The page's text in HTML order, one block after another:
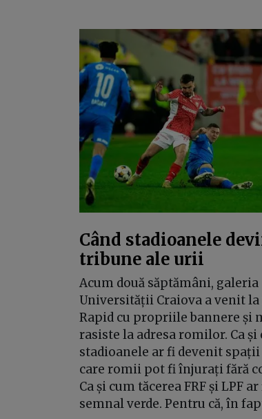
Când stadioanele
tribune ale urii
Acum două săptămâni, galeria
Universității Craiova a venit
Rapid cu propriile bannere și
rasiste la adresa romilor. Ca și
stadioanele ar fi devenit
care romii pot fi înjurați fără
Ca și cum tăcerea FRF și LPF
semnal verde. Pentru că, în